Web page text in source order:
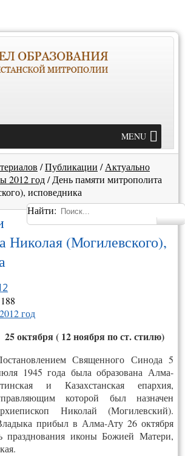
MENU
/Публикации / Актуально
2012 год/ День памяти митрополита
исповедника
Найти:
Николая (Могилевского),
год
25 октября ( 12 ноября по ст. стилю)
Священного Синода 5
1945 года была образована Алма-
и Казахстанская епархия,
которой был назначен
Николай (Могилевский).
прибыл в Алма-Ату 26 октября
празднования иконы Божией Матери,